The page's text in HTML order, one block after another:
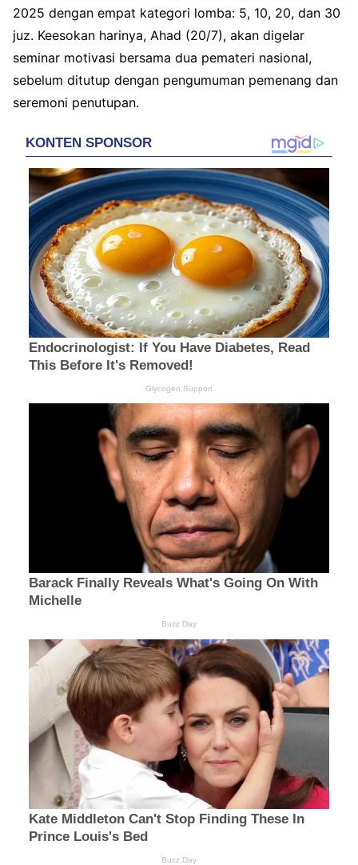
2025 dengan empat kategori lomba: 5, 10, 20, dan 30
juz. Keesokan harinya, Ahad (20/7), akan digelar
seminar motivasi bersama dua pemateri nasional,
sebelum ditutup dengan pengumuman pemenang dan
seremoni penutupan.